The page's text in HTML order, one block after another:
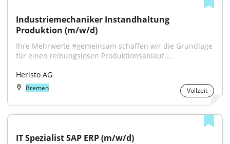
Industriemechaniker Instandhaltung
Produktion (m/w/d)
Ihre Mehrwerte #gemeinsam schaffen wir die Grundlage
für einen reibungslosen Produktionsablauf....
Heristo AG
Bremen Vollzeit
IT Spezialist SAP ERP (m/w/d)